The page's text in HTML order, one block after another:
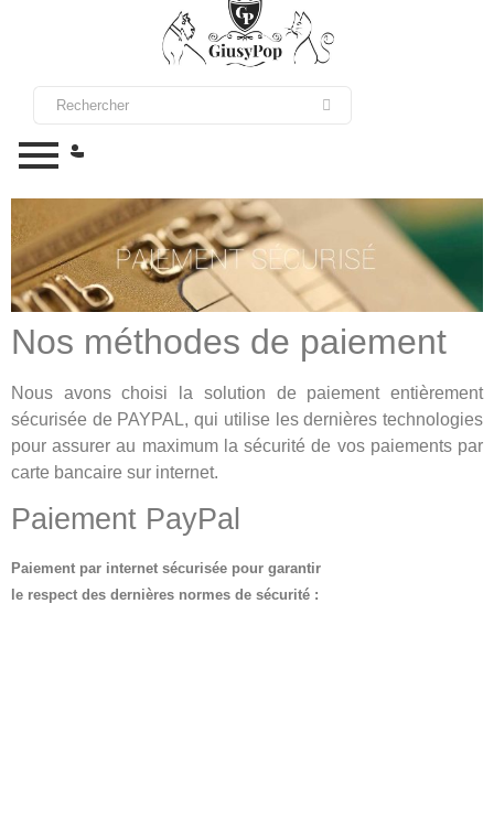
Nos méthodes de paiement
Nous avons choisi la solution de paiement entièrement
sécurisée de PAYPAL, qui utilise les dernières technologies
pour assurer au maximum la sécurité de vos paiements par
carte bancaire sur internet.
Paiement PayPal
Paiement par internet sécurisée pour garantir
le respect des dernières normes de sécurité :